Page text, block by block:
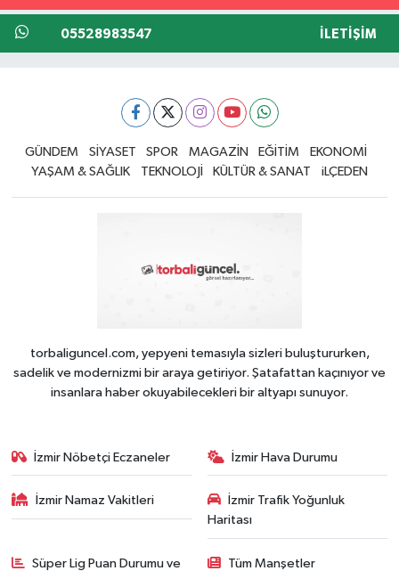
05528983547 İLETIŞIM
GÜNDEM SİYASET SPOR MAGAZİN EĞİTİM
EKONOMİ
YAŞAM & SAĞLIK
TEKNOLOJİ KÜLTÜR & SANAT iLÇEDEN
torbaliguncel.com, yepyeni temasıyla sizleri buluştururken,
sadelik ve modernizmi bir araya getiriyor. Şatafattan kaçınıyor ve
insanlara haber okuyabilecekleri bir altyapı sunuyor.
İzmir Nöbetçi Eczaneler İzmir Hava Durumu
İzmir Namaz Vakitleri
İzmir Trafik Yoğunluk
Haritası
Süper Lig Puan Durumu ve
Tüm Manşetler